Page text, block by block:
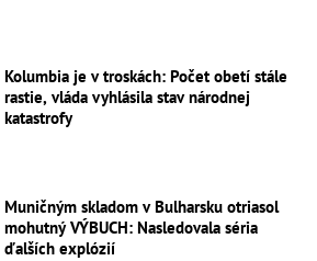
Kolumbia je v troskách: Počet obetí stále
rastie, vláda vyhlásila stav národnej
katastrofy
Muničným skladom v Bulharsku otriasol
mohutný VÝBUCH: Nasledovala séria
ďalších explózií